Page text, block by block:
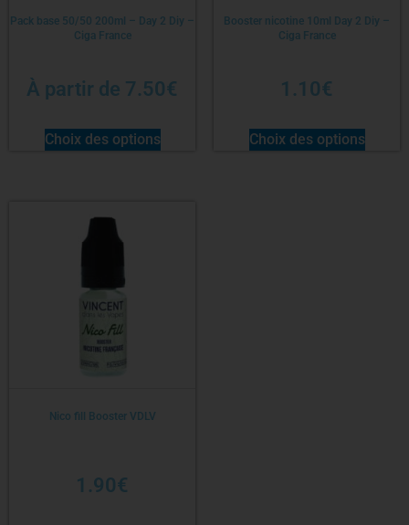
Pack base 50/50 200ml – Day 2 Diy –
Ciga France
À partir de 7.50€
Choix des options
Booster nicotine 10ml Day 2 Diy –
Ciga France
1.10€
Choix des options
Nico fill Booster VDLV
1.90€